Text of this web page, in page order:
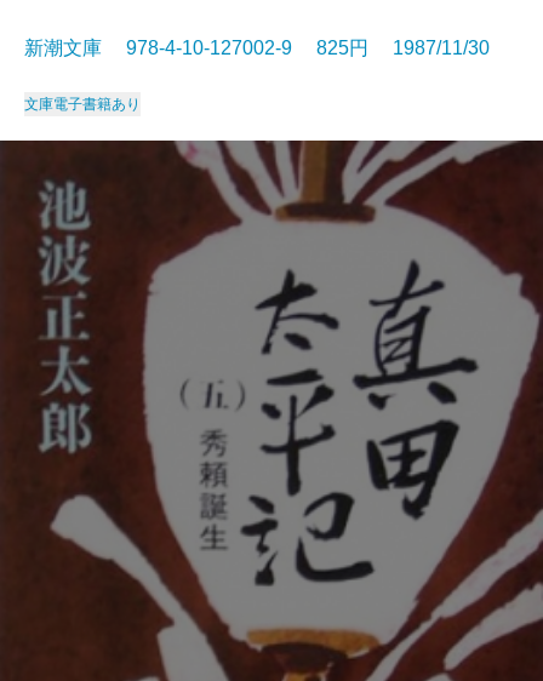
新潮文庫 978-4-10-127002-9 825円 1987/11/30
文庫電子書籍あり